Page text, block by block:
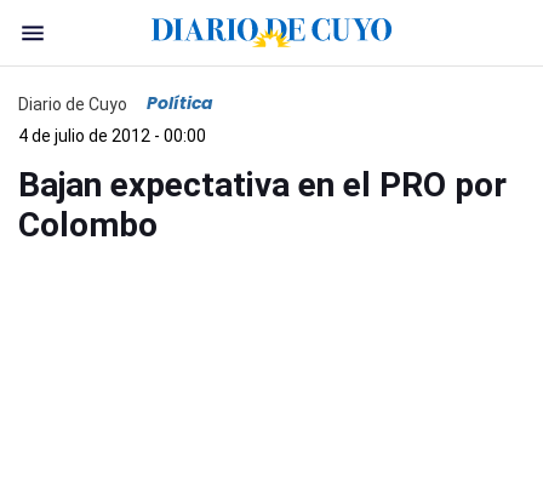
Diario de Cuyo Política
4 de julio de 2012 - 00:00
Bajan expectativa en el PRO por
Colombo